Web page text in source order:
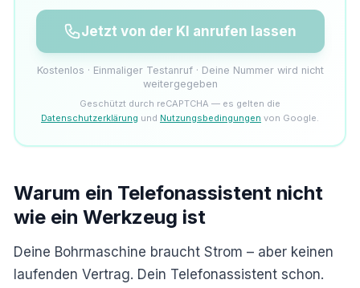
Jetzt von der KI anrufen lassen
Kostenlos · Einmaliger Testanruf · Deine Nummer wird nicht
weitergegeben
Geschützt durch reCAPTCHA — es gelten die
Datenschutzerklärung und Nutzungsbedingungen von Google.
Warum ein Telefonassistent nicht
wie ein Werkzeug ist
Deine Bohrmaschine braucht Strom – aber keinen
laufenden Vertrag. Dein Telefonassistent schon.